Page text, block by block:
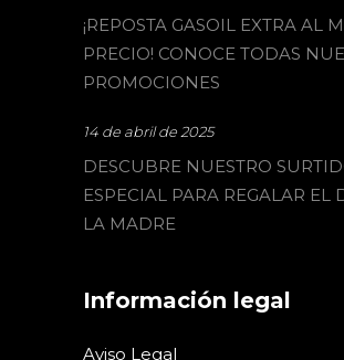
¡REPOSTA GASOIL EXTRA AL
PRECIO! CONOCE TODAS
PROMOCIONES
14 de abril de 2025
DESCUBRE NUESTRO
ESPECIAL PARA REGALAR EL
LA MADRE
Información legal
Aviso Legal